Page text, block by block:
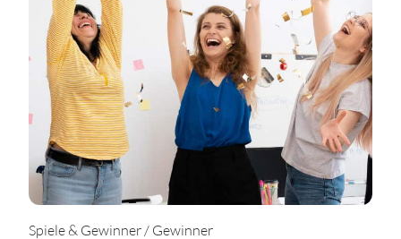
Spiele & Gewinner / Gewinner